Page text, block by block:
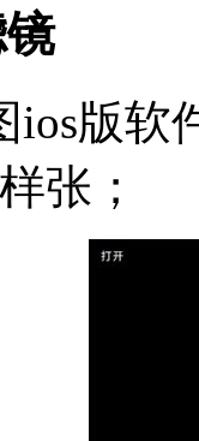
ios版软
张；